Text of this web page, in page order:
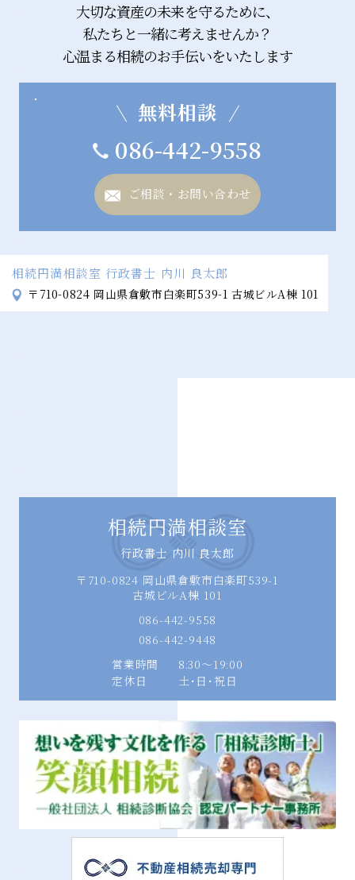
大切な資産の未来を守るために、
私たちと一緒に考えませんか？
心温まる相続のお手伝いをいたします
無料相談
086-442-9558
ご相談・お問い合わせ
相続円満相談室 行政書士 内川 良太郎
〒710-0824 岡山県倉敷市白楽町539-1 古城ビルA棟 101
相続円満相談室
行政書士 内川 良太郎
〒710-0824 岡山県倉敷市白楽町539-1
古城ビルA棟 101
086-442-9558
086-442-9448
営業時間
8:30〜19:00
定休日
土･日･祝日